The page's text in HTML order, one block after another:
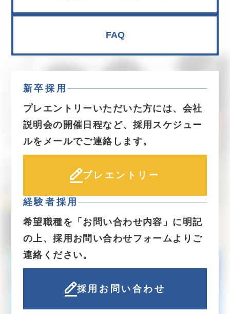
FAQ
新卒採用
プレエントリーいただいた方には、会社
説明会の開催日程など、採用スケジュー
ルをメールでご連絡します。
プレエントリー
経験者採用
希望職種を「お問い合わせ内容」に明記
の上、採用お問い合わせフォームよりご
連絡ください。
採用お問い合わせ